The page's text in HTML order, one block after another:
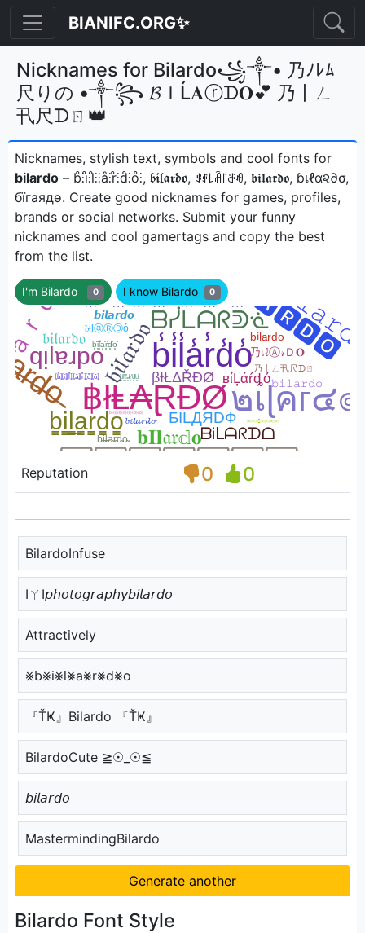
BIANIFC.ORG✨
Nicknames for Bilardo꧁༒• 乃ﾉﾚﾑ
尺りの •༒꧂ 𝓑ＩĹ𝐀ⓡᗪ𝐎💕 乃丨ㄥ
卂尺ᗪㄖ👑
Nicknames, stylish text, symbols and cool fonts for
bilardo – b̊⫶i̊⫶l̊⫶⫶å⫶r̊⫶d̊⫶o̊⫶, 𝖇𝖎𝖑𝖆𝖗𝖉𝖔, ꃃꂑ꒒ꋫ꒓ꁕꆂ, 𝖇𝖎𝖑𝖆𝖗𝖉𝖔, ɓเℓα૨∂σ,
бїгаядѳㅤ. Create good nicknames for games, profiles,
brands or social networks. Submit your funny
nicknames and cool gamertags and copy the best
from the list.
I'm Bilardo 0 I know Bilardo 0
Reputation 0 0
BilardoInfuse
IㄚI𝘱𝘩𝘰𝘵𝘰𝘨𝘳𝘢𝘱𝘩𝘺𝘣𝘪𝘭𝘢𝘳𝘥𝘰
Attractively
⨳b⨳i⨳l⨳a⨳r⨳d⨳o
『ŤҜ』Bilardo 『ŤҜ』
BilardoCute ≧☉_☉≦
𝘣𝘪𝘭𝘢𝘳𝘥𝘰
MastermindingBilardo
Generate another
Bilardo Font Style